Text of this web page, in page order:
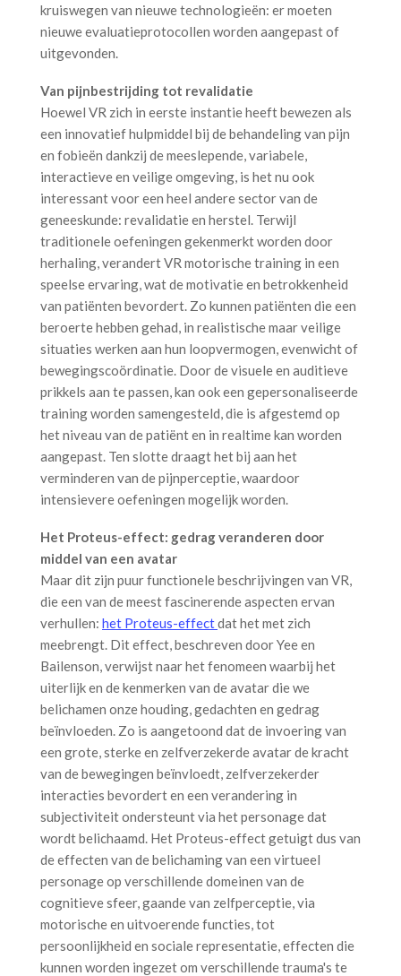
kruiswegen van nieuwe technologieën: er moeten
nieuwe evaluatieprotocollen worden aangepast of
uitgevonden.
Van pijnbestrijding tot revalidatie
Hoewel VR zich in eerste instantie heeft bewezen als
een innovatief hulpmiddel bij de behandeling van pijn
en fobieën dankzij de meeslepende, variabele,
interactieve en veilige omgeving, is het nu ook
interessant voor een heel andere sector van de
geneeskunde: revalidatie en herstel. Terwijl
traditionele oefeningen gekenmerkt worden door
herhaling, verandert VR motorische training in een
speelse ervaring, wat de motivatie en betrokkenheid
van patiënten bevordert. Zo kunnen patiënten die een
beroerte hebben gehad, in realistische maar veilige
situaties werken aan hun loopvermogen, evenwicht of
bewegingscoördinatie. Door de visuele en auditieve
prikkels aan te passen, kan ook een gepersonaliseerde
training worden samengesteld, die is afgestemd op
het niveau van de patiënt en in realtime kan worden
aangepast. Ten slotte draagt het bij aan het
verminderen van de pijnperceptie, waardoor
intensievere oefeningen mogelijk worden.
Het Proteus-effect: gedrag veranderen door
middel van een avatar
Maar dit zijn puur functionele beschrijvingen van VR,
die een van de meest fascinerende aspecten ervan
verhullen: het Proteus-effectdat het met zich
meebrengt. Dit effect, beschreven door Yee en
Bailenson, verwijst naar het fenomeen waarbij het
uiterlijk en de kenmerken van de avatar die we
belichamen onze houding, gedachten en gedrag
beïnvloeden. Zo is aangetoond dat de invoering van
een grote, sterke en zelfverzekerde avatar de kracht
van de bewegingen beïnvloedt, zelfverzekerder
interacties bevordert en een verandering in
subjectiviteit ondersteunt via het personage dat
wordt belichaamd. Het Proteus-effect getuigt dus van
de effecten van de belichaming van een virtueel
personage op verschillende domeinen van de
cognitieve sfeer, gaande van zelfperceptie, via
motorische en uitvoerende functies, tot
persoonlijkheid en sociale representatie, effecten die
kunnen worden ingezet om verschillende trauma's te